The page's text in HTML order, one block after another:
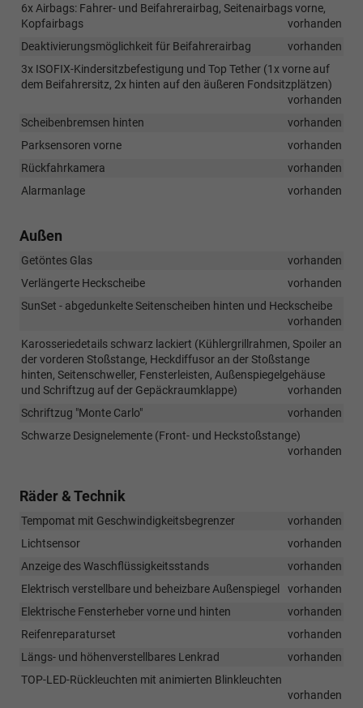
6x Airbags: Fahrer- und Beifahrerairbag, Seitenairbags vorne,
Kopfairbags
vorhanden
Deaktivierungsmöglichkeit für Beifahrerairbag
vorhanden
3x ISOFIX-Kindersitzbefestigung und Top Tether (1x vorne auf
dem Beifahrersitz, 2x hinten auf den äußeren Fondsitzplätzen)
vorhanden
Scheibenbremsen hinten
vorhanden
Parksensoren vorne
vorhanden
Rückfahrkamera
vorhanden
Alarmanlage
vorhanden
Außen
Getöntes Glas
vorhanden
Verlängerte Heckscheibe
vorhanden
SunSet - abgedunkelte Seitenscheiben hinten und Heckscheibe
vorhanden
Karosseriedetails schwarz lackiert (Kühlergrillrahmen, Spoiler an
der vorderen Stoßstange, Heckdiffusor an der Stoßstange
hinten, Seitenschweller, Fensterleisten, Außenspiegelgehäuse
und Schriftzug auf der Gepäckraumklappe)
vorhanden
Schriftzug "Monte Carlo"
vorhanden
Schwarze Designelemente (Front- und Heckstoßstange)
vorhanden
Räder & Technik
Tempomat mit Geschwindigkeitsbegrenzer
vorhanden
Lichtsensor
vorhanden
Anzeige des Waschflüssigkeitsstands
vorhanden
Elektrisch verstellbare und beheizbare Außenspiegel
vorhanden
Elektrische Fensterheber vorne und hinten
vorhanden
Reifenreparaturset
vorhanden
Längs- und höhenverstellbares Lenkrad
vorhanden
TOP-LED-Rückleuchten mit animierten Blinkleuchten
vorhanden